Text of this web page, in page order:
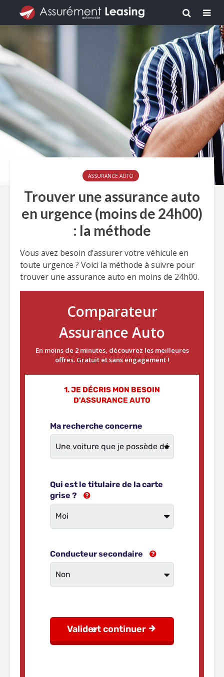
ASSURANCE AUTO
Trouver une assurance auto
en urgence (moins de 24h00)
: la méthode
Vous avez besoin d’assurer votre véhicule en
toute urgence ? Voici la méthode à suivre pour
trouver une assurance auto en moins de 24h00.
Comparateur
Assurance Auto
En moins de 2 minutes, découvrez les meilleures
offres. Gratuit et sans engagement !